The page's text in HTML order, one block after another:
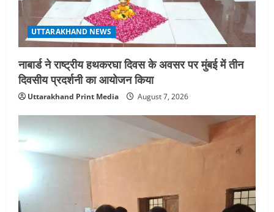
UTTARAKHAND NEWS
नाबार्ड ने राष्ट्रीय हथकरघा दिवस के अवसर पर मुंबई में तीन
दिवसीय प्रदर्शनी का आयोजन किया
Uttarakhand Print Media August 7, 2026